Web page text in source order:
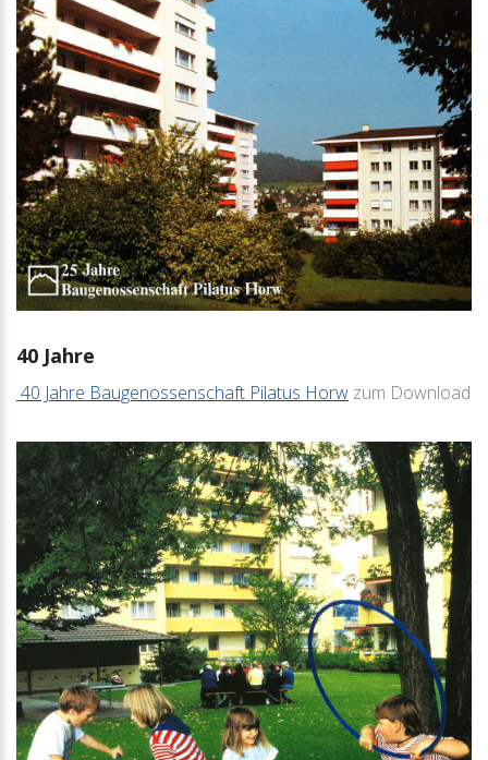
40 Jahre
40 Jahre Baugenossenschaft Pilatus Horw zum Download